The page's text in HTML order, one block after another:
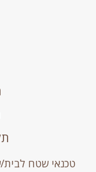
טכנאי שטח